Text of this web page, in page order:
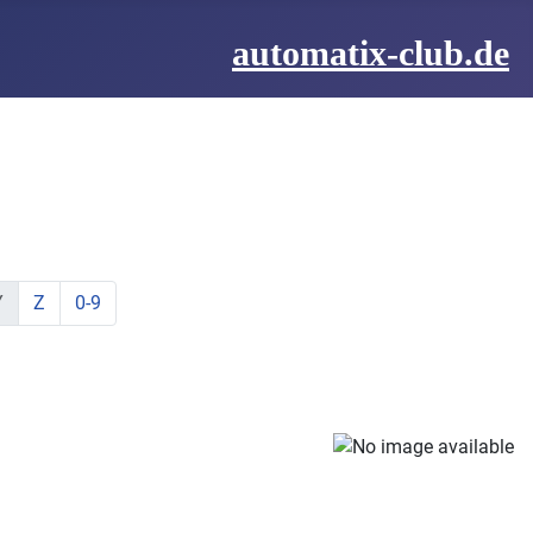
automatix-club.de
Buchstabe:
mit Buchstabe:
mit Buchstabe:
Elemente mit Buchstabe:
zeige Elemente mit Buchstabe:
Z zeige Elemente mit Buchstabe:
0-9